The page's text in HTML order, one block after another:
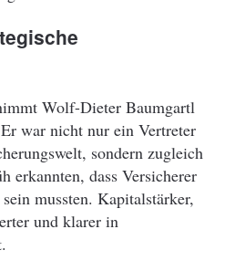
Wolf-Dieter Baumgartl
war nicht nur ein Vertreter
sondern zugleich
erkannten, dass Versicherer
mussten. Kapitalstärker,
und klarer in